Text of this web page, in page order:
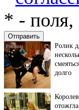
* - поля,
пляже
люди
их не
Ролик
долго